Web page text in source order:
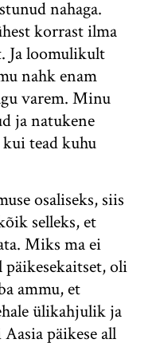
nahaga.
korrast ilma
Ja loomulikult
nahk enam
varem. Minu
ja natukene
tead kuhu
osaliseks, siis
selleks, et
Miks ma ei
päikesekaitset, oli
ammu, et
ülikahjulik ja
päikese all